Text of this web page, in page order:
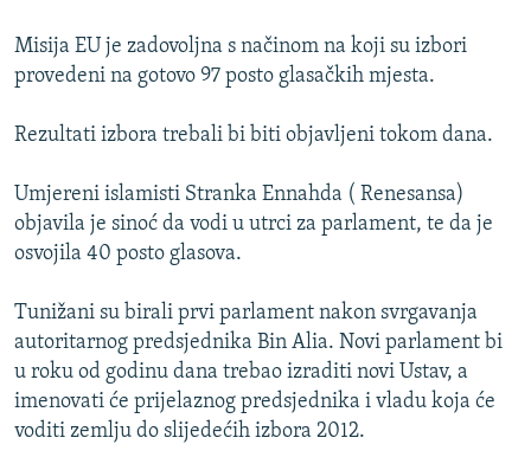
ISPRIČAJ MI
SPECIJALI RSE
VIŠE OD NASLOVA
GENOCID U SREBRENICI
TV LIBERTY
POST SCRIPTUM
MOJA EVROPA
TRI DECENIJE OD RATA U BIH
PRATITE NAS
Sve RFE/RL stranice
Misija EU je zadovoljna s načinom na koji su izbori
provedeni na gotovo 97 posto glasačkih mjesta.
Rezultati izbora trebali bi biti objavljeni tokom dana.
Umjereni islamisti Stranka Ennahda ( Renesansa)
objavila je sinoć da vodi u utrci za parlament, te da je
osvojila 40 posto glasova.
Tunižani su birali prvi parlament nakon svrgavanja
autoritarnog predsjednika Bin Alia. Novi parlament bi
u roku od godinu dana trebao izraditi novi Ustav, a
imenovati će prijelaznog predsjednika i vladu koja će
voditi zemlju do slijedećih izbora 2012.